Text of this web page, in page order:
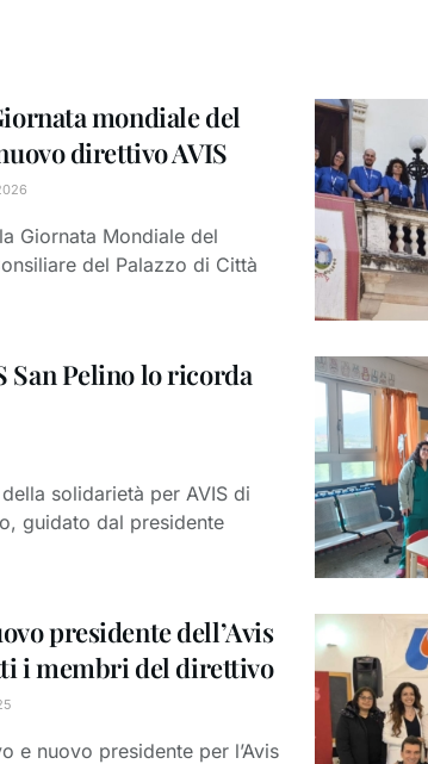
mondiale del
direttivo AVIS
Giornata Mondiale del
del Palazzo di Città
San Pelino lo ricorda
solidarietà per AVIS di
guidato dal presidente
presidente dell’Avis
i membri del direttivo
e nuovo presidente per l’Avis